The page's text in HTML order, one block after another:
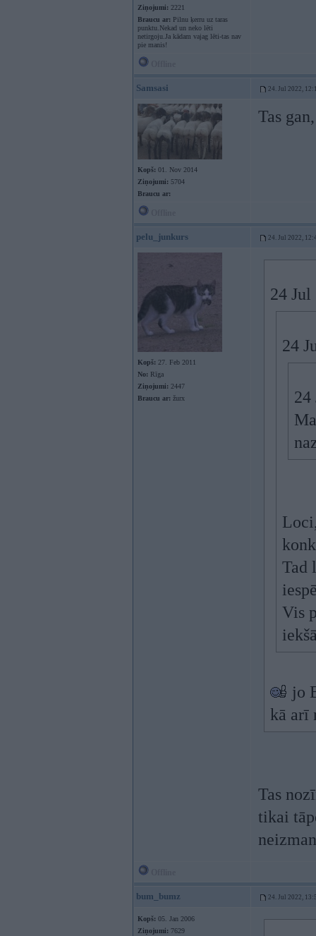
Ziņojumi: 2221
Braucu ar: Pilnu ķerru uz taras
punktu.Nekad un neko lēti
netirgoju.Ja kādam vajag lēti-tas nav
pie manis!
Samsasi 24. Jul 2022,
Kopš: 01. Nov 2014
Ziņojumi: 5704
Braucu ar:
Tas
pelu_junkurs 24. Jul 2022,
Kopš: 27. Feb 2011
No: Rīga
Ziņojumi: 2447
Braucu ar: žurx
24
24
24
Tad
Vis
jo
kā arī
Tas
tikai
bum_bumz 24. Jul 2022,
Kopš: 05. Jan 2006
Ziņojumi: 7629